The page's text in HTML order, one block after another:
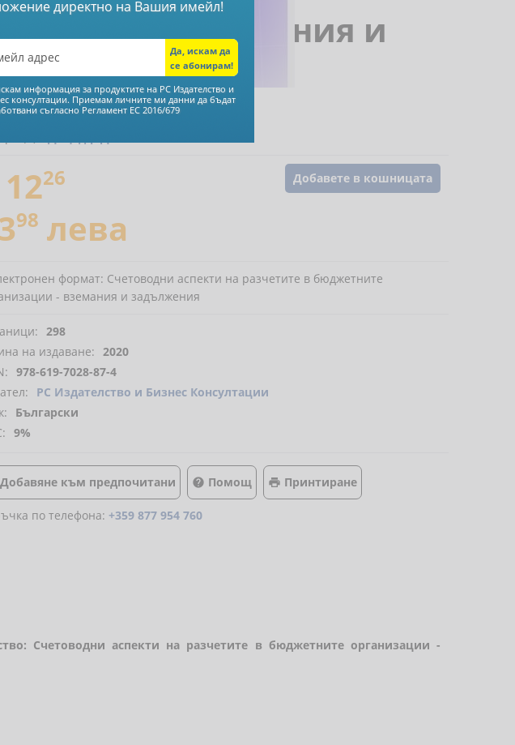
- вземания и
Добавете в кошницата
26
98 лева
формат: Счетоводни аспекти на разчетите в бюджетните
- вземания и задължения
298
на издаване: 2020
978-619-7028-87-4
РС Издателство и Бизнес Консултации
Български
9%
Добавяне към предпочитани  Помощ  Принтиране
по телефона: +359 877 954 760
Счетоводни аспекти на разчетите в бюджетните организации -
директно на Вашия имейл!
информация за продуктите на РС Издателство и
консултации. Приемам личните ми данни да бъдат
съгласно Регламент ЕС 2016/679